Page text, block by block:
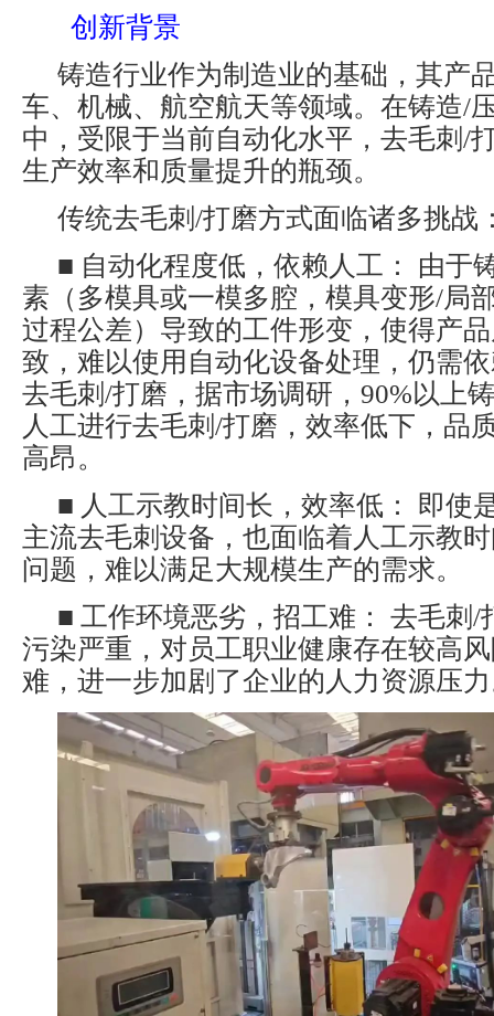
创新背景
铸造行业作为制造业的基础，其产
车、机械、航空航天等领域。在铸造/
中，受限于当前自动化水平，去毛刺/
生产效率和质量提升的瓶颈。
传统去毛刺/打磨方式面临诸多挑战
■ 自动化程度低，依赖人工： 由于
素（多模具或一模多腔，模具变形/局
过程公差）导致的工件形变，使得产
致，难以使用自动化设备处理，仍需
去毛刺/打磨，据市场调研，90%以上
人工进行去毛刺/打磨，效率低下，品
高昂。
■ 人工示教时间长，效率低： 即使
主流去毛刺设备，也面临着人工示教
问题，难以满足大规模生产的需求。
■ 工作环境恶劣，招工难： 去毛刺/
污染严重，对员工职业健康存在较高
难，进一步加剧了企业的人力资源压